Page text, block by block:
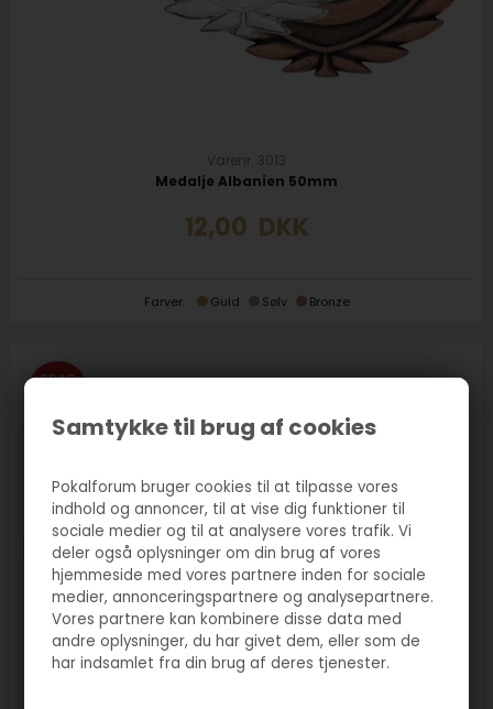
Samtykke til brug af cookies
Pokalforum bruger cookies til at tilpasse vores
indhold og annoncer, til at vise dig funktioner til
sociale medier og til at analysere vores trafik. Vi
deler også oplysninger om din brug af vores
hjemmeside med vores partnere inden for sociale
medier, annonceringspartnere og analysepartnere.
Vores partnere kan kombinere disse data med
andre oplysninger, du har givet dem, eller som de
har indsamlet fra din brug af deres tjenester.
Varenr. 3013
Medalje Albanien 50mm
12,00 DKK
Farver: Guld Sølv Bronze
SPAR